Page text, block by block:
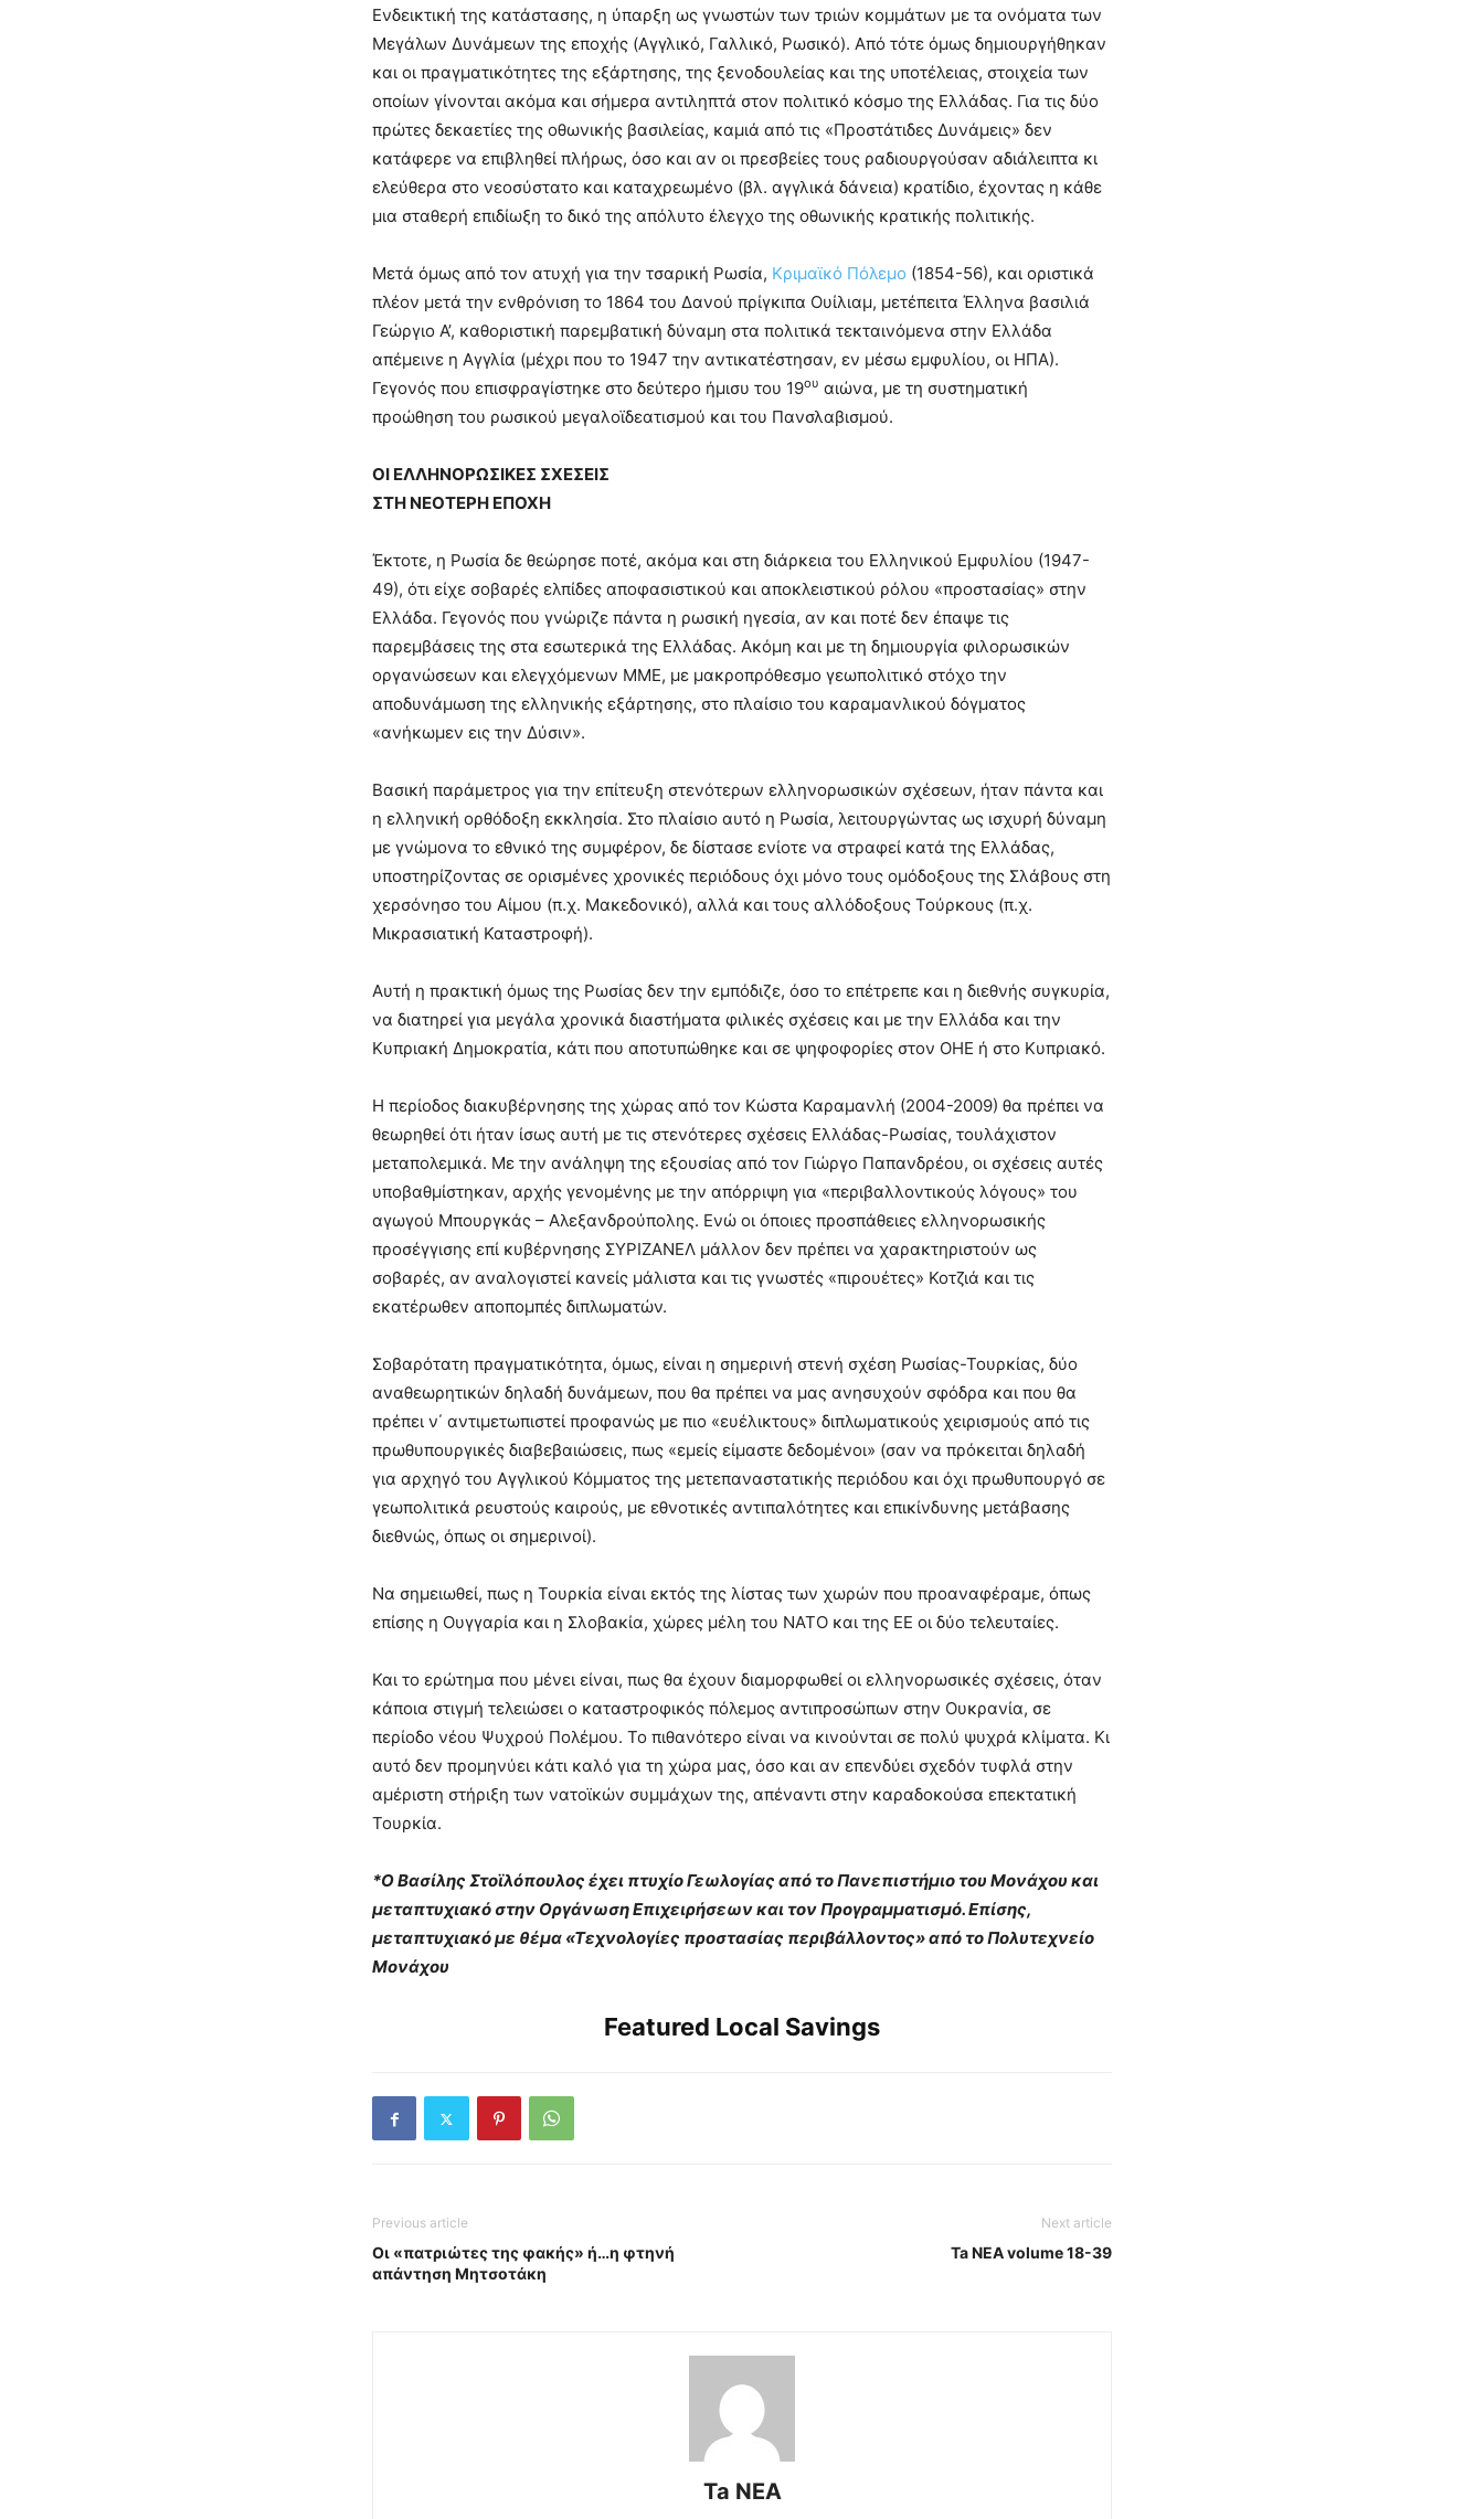
Ενδεικτική της κατάστασης, η ύπαρξη ως γνωστών των τριών κομμάτων με τα ονόματα των
Μεγάλων Δυνάμεων της εποχής (Aγγλικό, Γαλλικό, Ρωσικό). Από τότε όμως δημιουργήθηκαν
και οι πραγματικότητες της εξάρτησης, της ξενοδουλείας και της υποτέλειας, στοιχεία των
οποίων γίνονται ακόμα και σήμερα αντιληπτά στον πολιτικό κόσμο της Ελλάδας. Για τις δύο
πρώτες δεκαετίες της οθωνικής βασιλείας, καμιά από τις «Προστάτιδες Δυνάμεις» δεν
κατάφερε να επιβληθεί πλήρως, όσο και αν οι πρεσβείες τους ραδιουργούσαν αδιάλειπτα κι
ελεύθερα στο νεοσύστατο και καταχρεωμένο (βλ. αγγλικά δάνεια) κρατίδιο, έχοντας η κάθε
μια σταθερή επιδίωξη το δικό της απόλυτο έλεγχο της οθωνικής κρατικής πολιτικής.
Μετά όμως από τον ατυχή για την τσαρική Ρωσία, Κριμαϊκό Πόλεμο (1854-56), και οριστικά
πλέον μετά την ενθρόνιση το 1864 του Δανού πρίγκιπα Ουίλιαμ, μετέπειτα Έλληνα βασιλιά
Γεώργιο Α’, καθοριστική παρεμβατική δύναμη στα πολιτικά τεκταινόμενα στην Ελλάδα
απέμεινε η Αγγλία (μέχρι που το 1947 την αντικατέστησαν, εν μέσω εμφυλίου, οι ΗΠΑ).
Γεγονός που επισφραγίστηκε στο δεύτερο ήμισυ του 19ου αιώνα, με τη συστηματική
προώθηση του ρωσικού μεγαλοϊδεατισμού και του Πανσλαβισμού.
OΙ ΕΛΛΗΝΟΡΩΣΙΚΕΣ ΣΧΕΣΕΙΣ
ΣΤΗ ΝΕΟΤΕΡΗ ΕΠΟΧΗ
Έκτοτε, η Ρωσία δε θεώρησε ποτέ, ακόμα και στη διάρκεια του Ελληνικού Εμφυλίου (1947-
49), ότι είχε σοβαρές ελπίδες αποφασιστικού και αποκλειστικού ρόλου «προστασίας» στην
Ελλάδα. Γεγονός που γνώριζε πάντα η ρωσική ηγεσία, αν και ποτέ δεν έπαψε τις
παρεμβάσεις της στα εσωτερικά της Ελλάδας. Ακόμη και με τη δημιουργία φιλορωσικών
οργανώσεων και ελεγχόμενων ΜΜΕ, με μακροπρόθεσμο γεωπολιτικό στόχο την
αποδυνάμωση της ελληνικής εξάρτησης, στο πλαίσιο του καραμανλικού δόγματος
«ανήκωμεν εις την Δύσιν».
Βασική παράμετρος για την επίτευξη στενότερων ελληνορωσικών σχέσεων, ήταν πάντα και
η ελληνική ορθόδοξη εκκλησία. Στο πλαίσιο αυτό η Ρωσία, λειτουργώντας ως ισχυρή δύναμη
με γνώμονα το εθνικό της συμφέρον, δε δίστασε ενίοτε να στραφεί κατά της Ελλάδας,
υποστηρίζοντας σε ορισμένες χρονικές περιόδους όχι μόνο τους ομόδοξους της Σλάβους στη
χερσόνησο του Αίμου (π.χ. Μακεδονικό), αλλά και τους αλλόδοξους Τούρκους (π.χ.
Μικρασιατική Καταστροφή).
Αυτή η πρακτική όμως της Ρωσίας δεν την εμπόδιζε, όσο το επέτρεπε και η διεθνής συγκυρία,
να διατηρεί για μεγάλα χρονικά διαστήματα φιλικές σχέσεις και με την Ελλάδα και την
Κυπριακή Δημοκρατία, κάτι που αποτυπώθηκε και σε ψηφοφορίες στον ΟΗΕ ή στο Κυπριακό.
Η περίοδος διακυβέρνησης της χώρας από τον Κώστα Καραμανλή (2004-2009) θα πρέπει να
θεωρηθεί ότι ήταν ίσως αυτή με τις στενότερες σχέσεις Ελλάδας-Ρωσίας, τουλάχιστον
μεταπολεμικά. Με την ανάληψη της εξουσίας από τον Γιώργο Παπανδρέου, οι σχέσεις αυτές
υποβαθμίστηκαν, αρχής γενομένης με την απόρριψη για «περιβαλλοντικούς λόγους» του
αγωγού Μπουργκάς – Αλεξανδρούπολης. Ενώ οι όποιες προσπάθειες ελληνορωσικής
προσέγγισης επί κυβέρνησης ΣΥΡΙΖΑΝΕΛ μάλλον δεν πρέπει να χαρακτηριστούν ως
σοβαρές, αν αναλογιστεί κανείς μάλιστα και τις γνωστές «πιρουέτες» Κοτζιά και τις
εκατέρωθεν αποπομπές διπλωματών.
Σοβαρότατη πραγματικότητα, όμως, είναι η σημερινή στενή σχέση Ρωσίας-Τουρκίας, δύο
αναθεωρητικών δηλαδή δυνάμεων, που θα πρέπει να μας ανησυχούν σφόδρα και που θα
πρέπει ν΄ αντιμετωπιστεί προφανώς με πιο «ευέλικτους» διπλωματικούς χειρισμούς από τις
πρωθυπουργικές διαβεβαιώσεις, πως «εμείς είμαστε δεδομένοι» (σαν να πρόκειται δηλαδή
για αρχηγό του Αγγλικού Κόμματος της μετεπαναστατικής περιόδου και όχι πρωθυπουργό σε
γεωπολιτικά ρευστούς καιρούς, με εθνοτικές αντιπαλότητες και επικίνδυνης μετάβασης
διεθνώς, όπως οι σημερινοί).
Να σημειωθεί, πως η Τουρκία είναι εκτός της λίστας των χωρών που προαναφέραμε, όπως
επίσης η Ουγγαρία και η Σλοβακία, χώρες μέλη του ΝΑΤΟ και της ΕΕ οι δύο τελευταίες.
Και το ερώτημα που μένει είναι, πως θα έχουν διαμορφωθεί οι ελληνορωσικές σχέσεις, όταν
κάποια στιγμή τελειώσει ο καταστροφικός πόλεμος αντιπροσώπων στην Ουκρανία, σε
περίοδο νέου Ψυχρού Πολέμου. Το πιθανότερο είναι να κινούνται σε πολύ ψυχρά κλίματα. Κι
αυτό δεν προμηνύει κάτι καλό για τη χώρα μας, όσο και αν επενδύει σχεδόν τυφλά στην
αμέριστη στήριξη των νατοϊκών συμμάχων της, απέναντι στην καραδοκούσα επεκτατική
Τουρκία.
*Ο Βασίλης Στοϊλόπουλος έχει πτυχίο Γεωλογίας από το Πανεπιστήμιο του Μονάχου και
μεταπτυχιακό στην Οργάνωση Επιχειρήσεων και τον Προγραμματισμό. Επίσης,
μεταπτυχιακό με θέμα «Τεχνολογίες προστασίας περιβάλλοντος» από το Πολυτεχνείο
Μονάχου
Featured Local Savings
Previous article
Οι «πατριώτες της φακής» ή…η φτηνή
απάντηση Μητσοτάκη
Next article
Ta NEA volume 18-39
Ta NEA